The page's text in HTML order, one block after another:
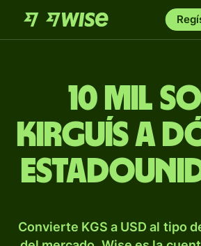
10 mil
kirguís a
Convierte KGS a USD al tipo